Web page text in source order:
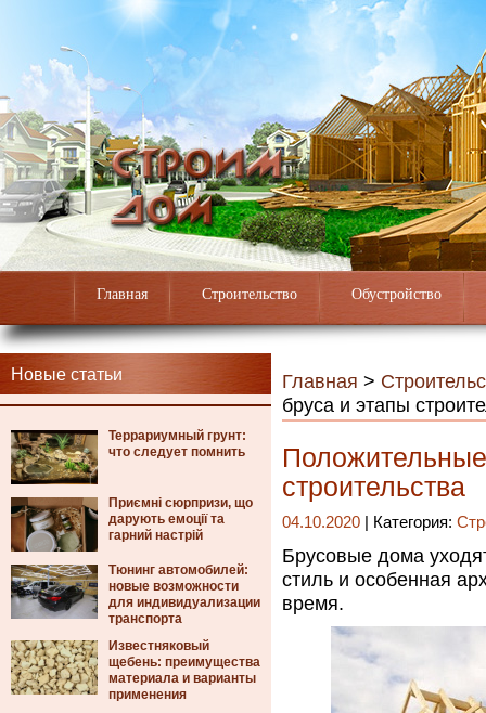
Главная Строительство Обустройство
Новые статьи
Террариумный грунт:
что следует помнить
Приємні сюрпризи, що
дарують емоції та
гарний настрій
Тюнинг автомобилей:
новые возможности
для индивидуализации
транспорта
Известняковый
щебень: преимущества
материала и варианты
применения
Главная >
бруса и этапы
строительства
04.10.2020 | Категория:
Брусовые дома
стиль и особенная
время.